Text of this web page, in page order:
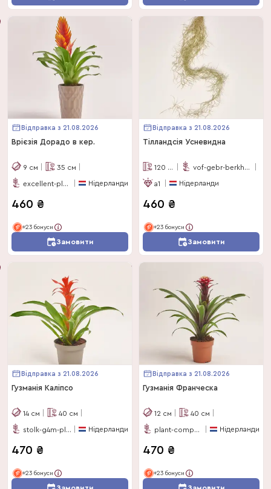
Відправка з 21.08.2026
Врієзія Дорадо в кер.
9 см 35 см
excellent-plus Нідерланди
460 ₴
+23 бонуси
Замовити
Відправка з 21.08.2026
Тілландсія Усневидна
120 см vof-gebr-berkhout
a1 Нідерланди
460 ₴
+23 бонуси
Замовити
Відправка з 21.08.2026
Гузманія Каліпсо
14 см 40 см
stolk-g4m-plants Нідерланди
470 ₴
+23 бонуси
Відправка з 21.08.2026
Гузманія Франческа
12 см 40 см
plant-company Нідерланди
470 ₴
+23 бонуси